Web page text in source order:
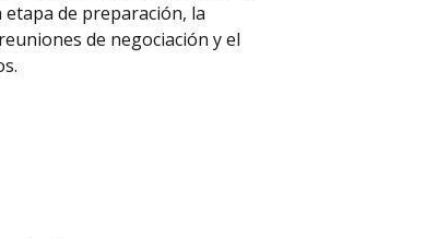
de preparación, la
de negociación y el